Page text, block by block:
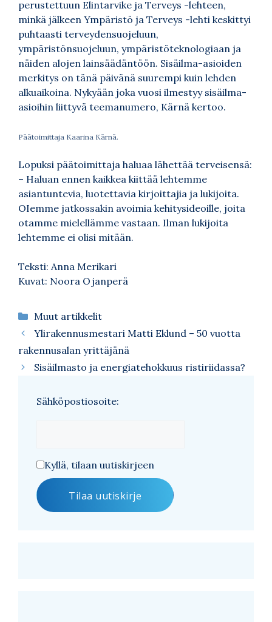
perustettuun Elintarvike ja Terveys -lehteen,
minkä jälkeen Ympäristö ja Terveys -lehti keskittyi
puhtaasti terveydensuojeluun,
ympäristönsuojeluun, ympäristöteknologiaan ja
näiden alojen lainsäädäntöön. Sisäilma-asioiden
merkitys on tänä päivänä suurempi kuin lehden
alkuaikoina. Nykyään joka vuosi ilmestyy sisäilma-
asioihin liittyvä teemanumero, Kärnä kertoo.
Päätoimittaja Kaarina Kärnä.
Lopuksi päätoimittaja haluaa lähettää terveisensä:
– Haluan ennen kaikkea kiittää lehtemme
asiantuntevia, luotettavia kirjoittajia ja lukijoita.
OIemme jatkossakin avoimia kehitysideoille, joita
otamme mielellämme vastaan. Ilman lukijoita
lehtemme ei olisi mitään.
Teksti: Anna Merikari
Kuvat: Noora Ojanperä
Kategoriat
Muut artikkelit
Ylirakennusmestari Matti Eklund – 50 vuotta
rakennusalan yrittäjänä
Sisäilmasto ja energiatehokkuus ristiriidassa?
Sähköpostiosoite:
Kyllä, tilaan uutiskirjeen